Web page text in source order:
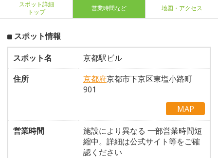
スポット詳細
トップ
営業時間など 地図・アクセス
スポット情報
スポット名
京都駅ビル
住所
京都府京都市下京区東塩小路町
901
MAP
営業時間
施設により異なる 一部営業時間短
縮中。詳細は公式サイト等をご確
認ください